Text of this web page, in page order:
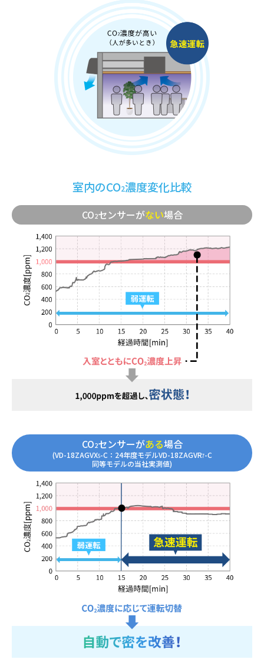
室内のCO2濃度変化比較
CO2センサーがない場合
CO2センサーがある場合
(VD-18ZAGVX5-C：24年度モデルVD-18ZAGVR7-C
同等モデルの当社実測値)